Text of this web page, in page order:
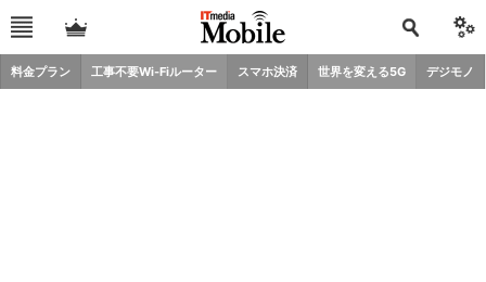
料金プラン 工事不要Wi-Fiルーター スマホ決済 世界を変える5G デジモノ